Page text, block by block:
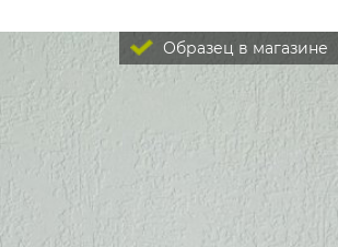
Образец в магазине